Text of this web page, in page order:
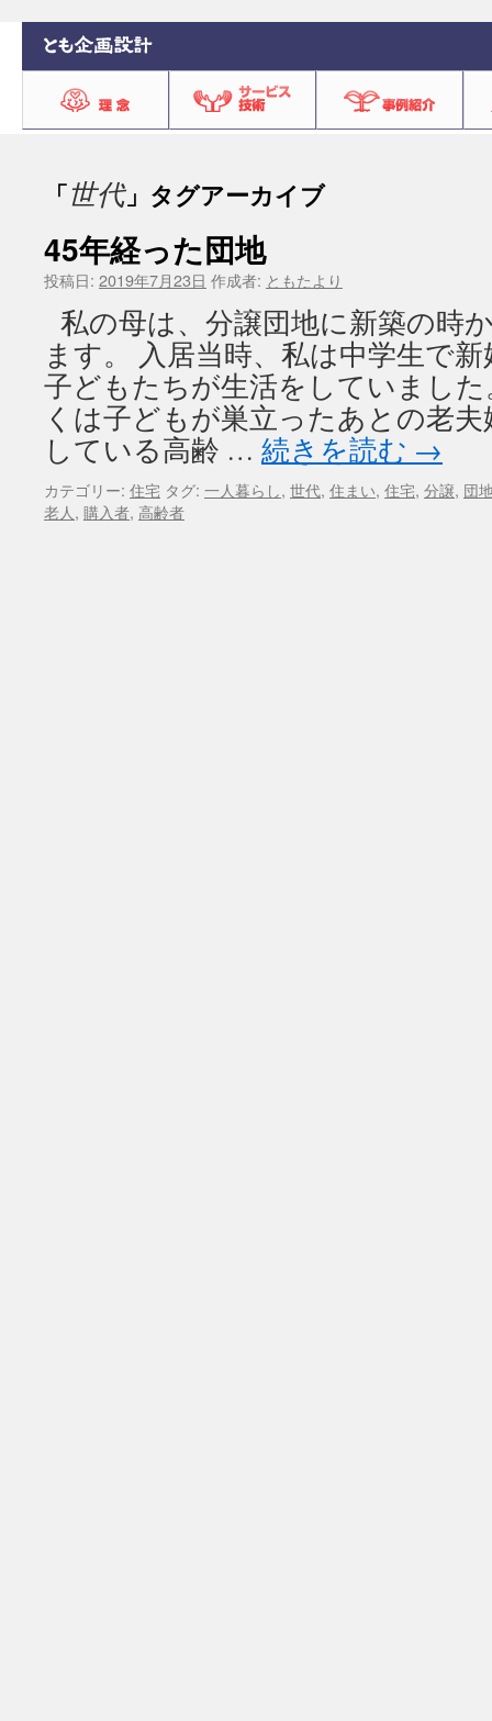
「世代」タグアーカイブ
45年経った団地
投稿日: 2019年7月23日 作成者: ともたより
私の母は、分譲団地に新築の時
ます。 入居当時、私は中学生で
子どもたちが生活をしていまし
くは子どもが巣立ったあとの老
している高齢 … 続きを読む →
カテゴリー: 住宅 タグ: 一人暮らし, 世代, 住まい, 住宅, 分譲, 団
老人, 購入者, 高齢者